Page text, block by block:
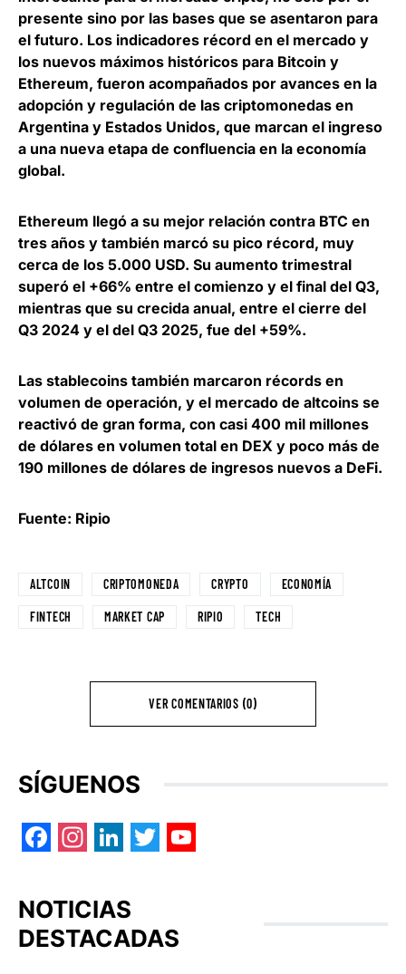
presente sino por las bases que se asentaron para
el futuro. Los indicadores récord en el mercado y
los nuevos máximos históricos para Bitcoin y
Ethereum, fueron acompañados por avances en la
adopción y regulación de las criptomonedas en
Argentina y Estados Unidos, que marcan el ingreso
a una nueva etapa de confluencia en la economía
global.
Ethereum llegó a su mejor relación contra BTC en
tres años y también marcó su pico récord, muy
cerca de los 5.000 USD. Su aumento trimestral
superó el +66% entre el comienzo y el final del Q3,
mientras que su crecida anual, entre el cierre del
Q3 2024 y el del Q3 2025, fue del +59%.
Las stablecoins también marcaron récords en
volumen de operación, y el mercado de altcoins se
reactivó de gran forma, con casi 400 mil millones
de dólares en volumen total en DEX y poco más de
190 millones de dólares de ingresos nuevos a DeFi.
Fuente: Ripio
ALTCOIN CRIPTOMONEDA CRYPTO ECONOMÍA
FINTECH MARKET CAP RIPIO TECH
VER COMENTARIOS (0)
SÍGUENOS
NOTICIAS
DESTACADAS